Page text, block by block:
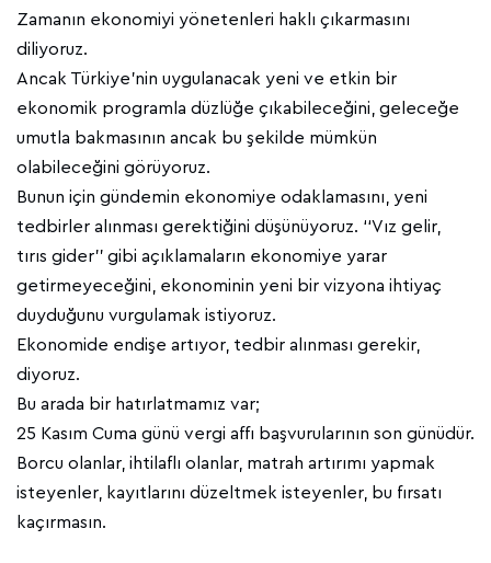
Zamanın ekonomiyi yönetenleri haklı çıkarmasını
diliyoruz.
Ancak Türkiye’nin uygulanacak yeni ve etkin bir
ekonomik programla düzlüğe çıkabileceğini, geleceğe
umutla bakmasının ancak bu şekilde mümkün
olabileceğini görüyoruz.
Bunun için gündemin ekonomiye odaklamasını, yeni
tedbirler alınması gerektiğini düşünüyoruz. ‘‘Vız gelir,
tırıs gider’’ gibi açıklamaların ekonomiye yarar
getirmeyeceğini, ekonominin yeni bir vizyona ihtiyaç
duyduğunu vurgulamak istiyoruz.
Ekonomide endişe artıyor, tedbir alınması gerekir,
diyoruz.
Bu arada bir hatırlatmamız var;
25 Kasım Cuma günü vergi affı başvurularının son günüdür.
Borcu olanlar, ihtilaflı olanlar, matrah artırımı yapmak
isteyenler, kayıtlarını düzeltmek isteyenler, bu fırsatı
kaçırmasın.